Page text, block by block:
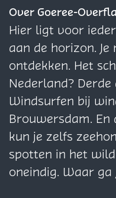
u
T
e
p
a
g
i
n
a
o
p
F
e
p
a
g
i
n
a
o
p
X
e
p
a
g
i
n
a
o
p
W
Over Goeree-
Hier ligt voor
aan de horizon.
ontdekken. Het
Nederland?
Windsurfen bij
Brouwersdam.
kun je zelfs
spotten in het
oneindig. Waar